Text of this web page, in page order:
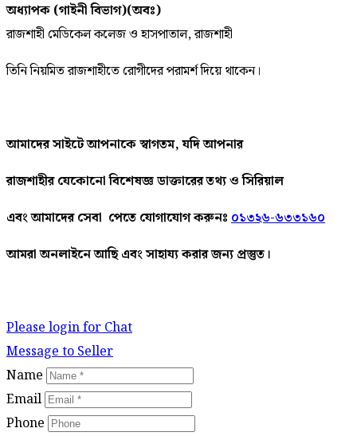
অধ্যাপক (গাইনী বিভাগ)(অবঃ)
রাজশাহী মেডিকেল কলেজ ও হাসপাতাল, রাজশাহী
তিনি নিয়মিত রাজশাহীতে রোগীদের পরামর্শ দিয়ে থাকেন।
আমাদেরসাইটেআপনাকেস্বাগতম,যদিআপনার
রাজশাহীর যেকোনো বিশেষজ্ঞডাক্তারেরতথ্য ও সিরিয়াল
এবং আমাদের সেবা পেতে যোগাযোগ করুনঃ ০১৩২৬-৬৩৩১৬০
আমরা অনলাইনেআছি এবংসাহায্যকরারজন্য প্রস্তুত।
Please login for Chat
Message to Seller
Name
Email
Phone